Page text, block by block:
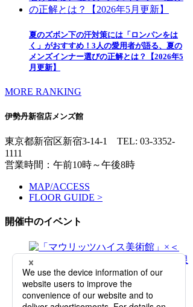
夏のズボン下の汗対策には「ロンパンをは
く」がおすすめ！3人の愛用者が語る、夏の
メンズインナー選びの正解とは？【2026年5
月更新】
MORE RANKING
伊勢丹新宿店メンズ館
東京都新宿区新宿3-14-1 TEL: 03-3352-
1111
営業時間：午前10時～午後8時
MAP/ACCESS
FLOOR GUIDE >
開催中のイベント
2026.08.05 - 08.11